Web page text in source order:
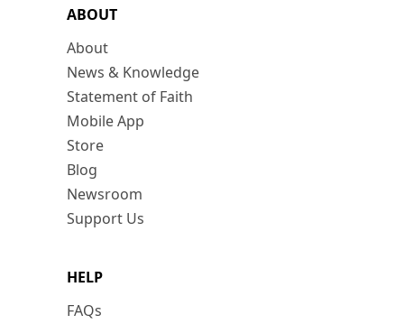
ABOUT
About
News & Knowledge
Statement of Faith
Mobile App
Store
Blog
Newsroom
Support Us
HELP
FAQs